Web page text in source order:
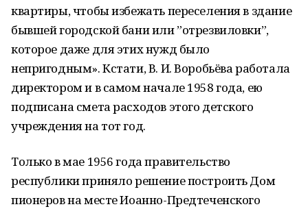
квартиры, чтобы избежать переселения в здание
бывшей городской бани или ”отрезвиловки”,
которое даже для этих нужд было
непригодным». Кстати, В. И. Воробьёва работала
директором и в самом начале 1958 года, ею
подписана смета расходов этого детского
учреждения на тот год.
Только в мае 1956 года правительство
республики приняло решение построить Дом
пионеров на месте Иоанно-Предтеченского